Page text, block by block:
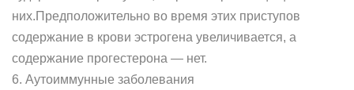
них.Предположительно во время этих приступов
содержание в крови эстрогена увеличивается, а
содержание прогестерона — нет.
6. Аутоиммунные заболевания